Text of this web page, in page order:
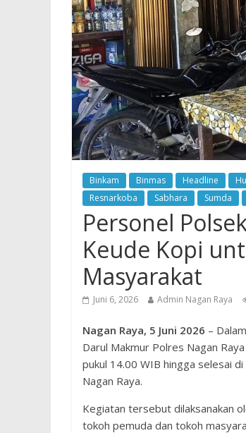
Binkam Binmas Headline
Resnarkoba
Sabhara Sumda
Personel
Keude Kopi
Masyarakat
Juni 6, 2026 Admin Nagan Raya
Nagan Raya, 5 Juni 2026 –
Darul Makmur Polres Nagan
pukul 14.00 WIB hingga selesai
Nagan Raya.
Kegiatan tersebut dilaksanakan
tokoh pemuda dan tokoh